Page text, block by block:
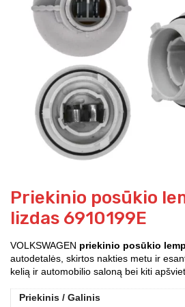
Priekinio posūkio
lizdas 6910199E
VOLKSWAGEN priekinio posūkio
autodetalės, skirtos nakties metu ir
kelią ir automobilio saloną bei kiti
Priekinis / Galinis